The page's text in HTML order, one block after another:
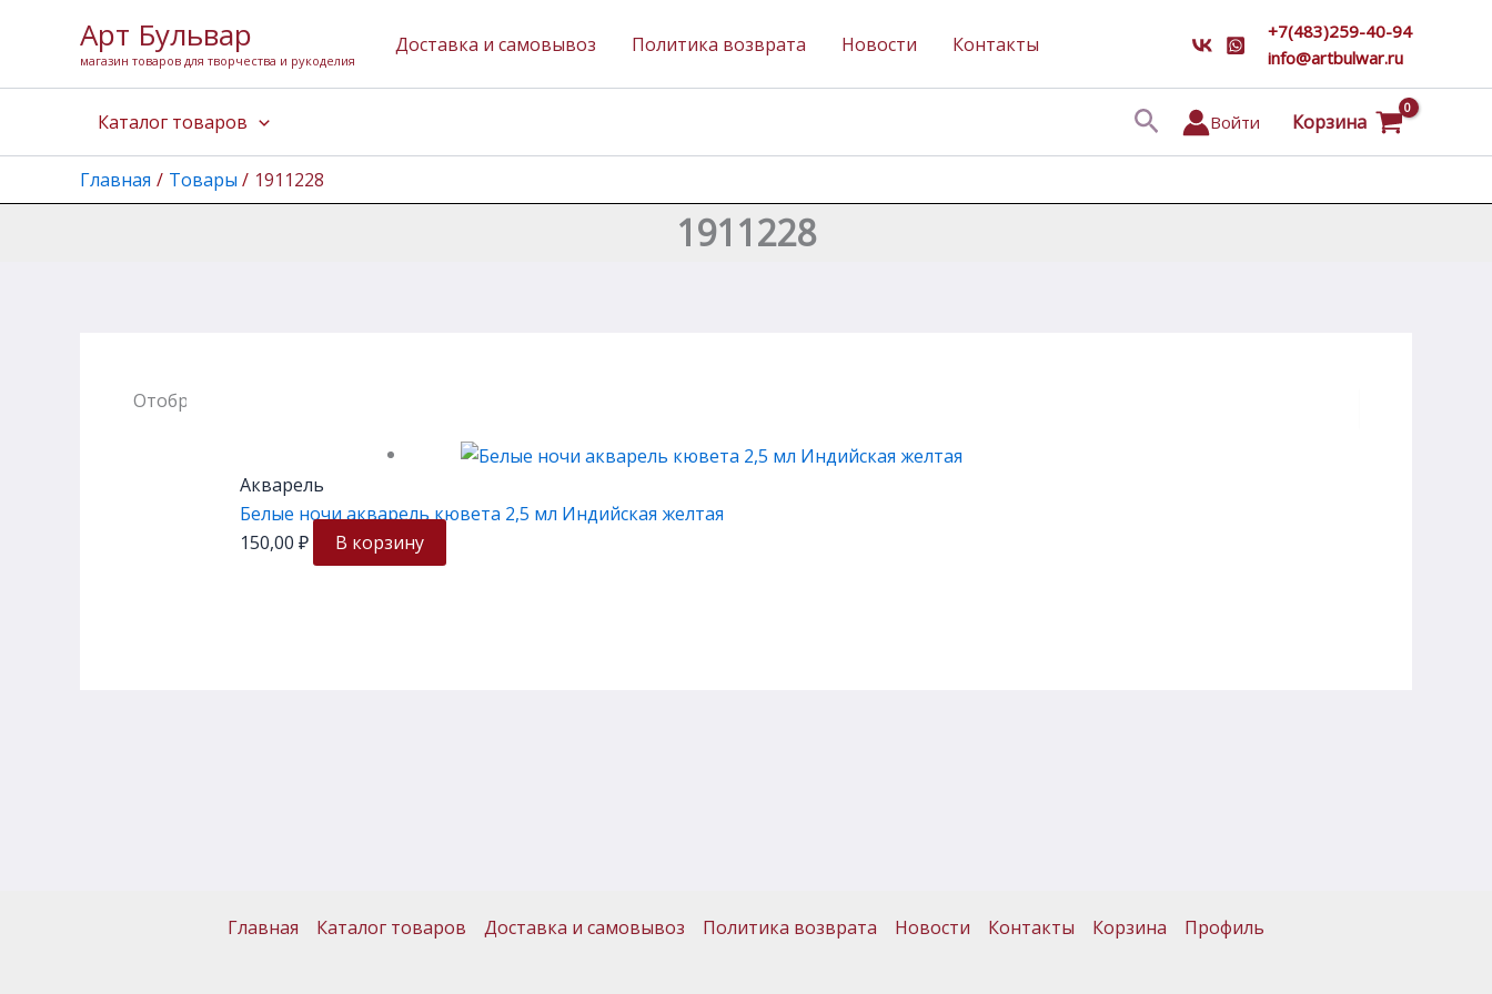
содержимому
Арт Бульвар
магазин товаров для творчества и рукоделия
Доставка и самовывоз Политика возврата Новости Контакты
+7(483)259-40-94
info@artbulwar.ru
Каталог товаров ПоискВойти Корзина
Главная Товары 1911228
1911228
Отображение единственного товара
Акварель
Белые ночи акварель кювета 2,5 мл Индийская желтая
150,00 ₽ В корзину
Главная Каталог товаров Доставка и самовывоз Политика возврата Новости Контакты Корзина Профиль